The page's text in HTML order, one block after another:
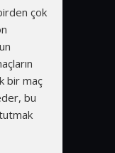
çok
bir maç
bu